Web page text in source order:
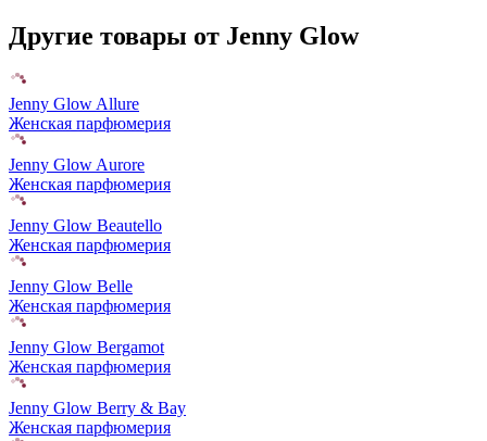
Другие товары от Jenny Glow
Jenny Glow Allure
Женская парфюмерия
Jenny Glow Aurore
Женская парфюмерия
Jenny Glow Beautello
Женская парфюмерия
Jenny Glow Belle
Женская парфюмерия
Jenny Glow Bergamot
Женская парфюмерия
Jenny Glow Berry & Bay
Женская парфюмерия